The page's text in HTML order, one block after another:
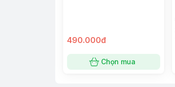
490.000đ
Chọn mua